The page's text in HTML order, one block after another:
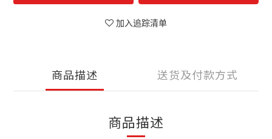
加入追踪清单
商品描述 送货及付款方式
商品描述